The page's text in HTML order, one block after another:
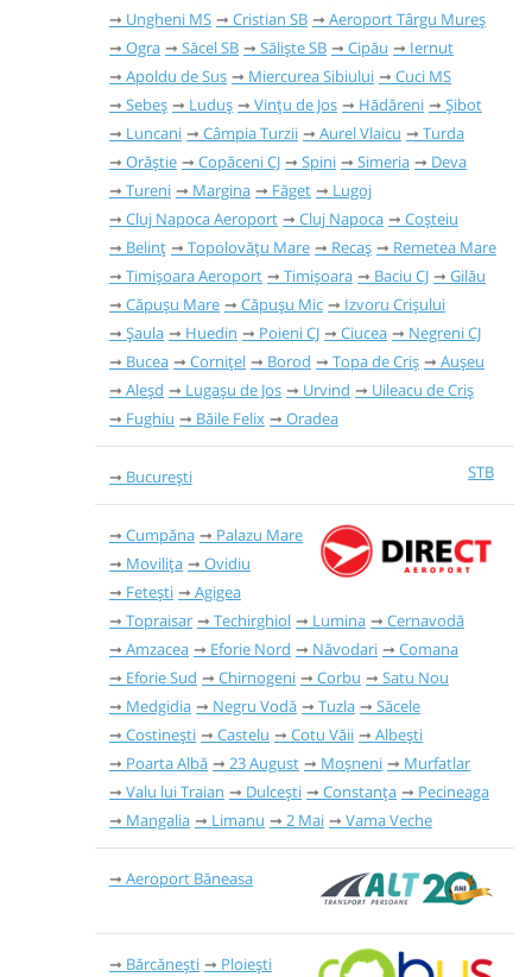
Ungheni MS
Cristian SB
Aeroport Târgu Mureș
Ogra
Săcel SB Săliște SB Cipău
Iernut
Apoldu de Sus
Miercurea Sibiului
Cuci MS
Sebeș
Luduș Vințu de Jos Hădăreni
Șibot
Luncani
Câmpia Turzii Aurel Vlaicu
Turda
Orăștie
Copăceni CJ Spini Simeria
Deva
Tureni
Margina Făget
Lugoj
Cluj Napoca Aeroport
Cluj Napoca
Coșteiu
Belinț
Topolovățu Mare Recaș
Remetea Mare
Timișoara Aeroport
Timișoara Baciu CJ
Gilău
Căpușu Mare
Căpușu Mic
Izvoru Crișului
Șaula
Huedin Poieni CJ Ciucea
Negreni CJ
Bucea
Cornițel Borod Topa de Criș
Aușeu
Aleșd
Lugașu de Jos Urvind
Uileacu de Criș
Fughiu
Băile Felix Oradea
STB
București
Cumpăna
Palazu Mare
Movilița
Ovidiu
Fetești
Agigea
Topraisar
Techirghiol Lumina
Cernavodă
Amzacea
Eforie Nord Năvodari
Comana
Eforie Sud
Chirnogeni Corbu
Satu Nou
Medgidia
Negru Vodă Tuzla
Săcele
Costinești
Castelu Cotu Văii
Albești
Poarta Albă
23 August Moșneni
Murfatlar
Valu lui Traian
Dulcești Constanța
Pecineaga
Mangalia
Limanu 2 Mai Vama Veche
Aeroport Băneasa
Bărcănești
Ploiești